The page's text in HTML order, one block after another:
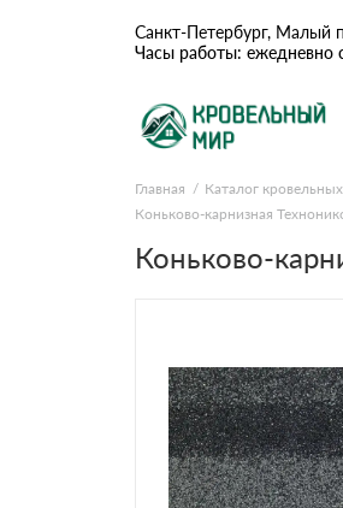
Санкт-Петербург, Малый
Часы работы: ежедневно
О компании
Доставка и оплата
Акции
Отзывы
Документы
Главная Каталог
Коньково-карнизная
Коньково-